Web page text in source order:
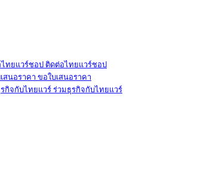
ติดต่อไทยแวร์ชอป
ขอใบเสนอราคา
ร่วมธุรกิจกับไทยแวร์